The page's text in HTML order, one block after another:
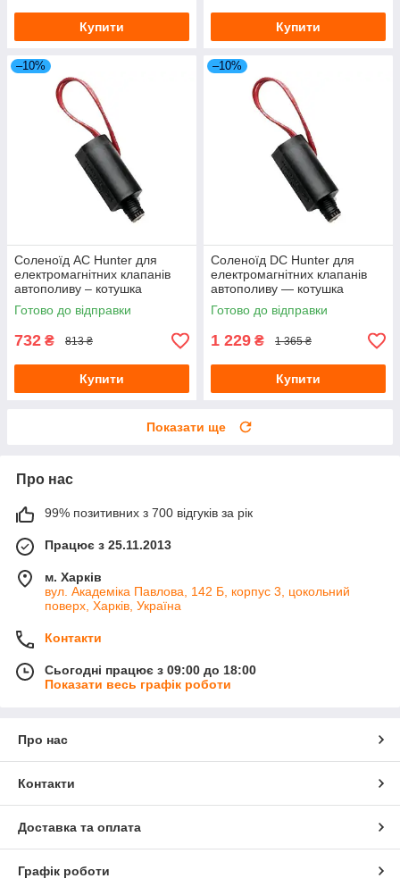
Купити Купити
–10%
Соленоїд AC Hunter для
електромагнітних клапанів
автополиву – котушка
клапана Hunter
Готово до відправки
732 ₴ 813 ₴
Купити
–10%
Соленоїд DC Hunter для
електромагнітних клапанів
автополиву — котушка
постійного струму
Готово до відправки
1 229 ₴ 1 365 ₴
Купити
Показати ще
Про нас
99% позитивних з 700 відгуків за рік
Працює з 25.11.2013
м. Харків
вул. Академіка Павлова, 142 Б, корпус 3, цокольний
поверх, Харків, Україна
Контакти
Сьогодні працює з 09:00 до 18:00
Показати весь графік роботи
Про нас
Контакти
Доставка та оплата
Графік роботи